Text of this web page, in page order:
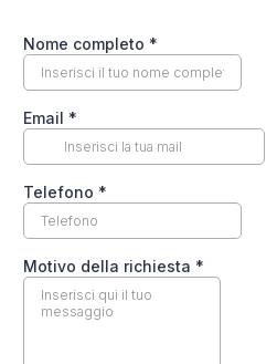
Nome completo *
Email *
Telefono *
Motivo della richiesta *